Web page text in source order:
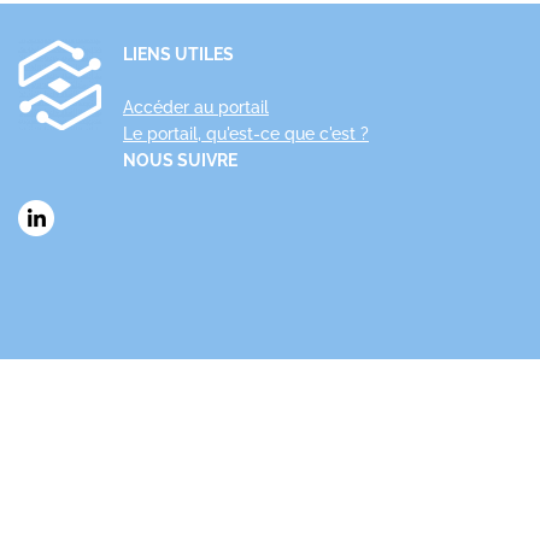
LIENS UTILES
Accéder au portail
Le portail, qu'est-ce que c'est ?
NOUS SUIVRE